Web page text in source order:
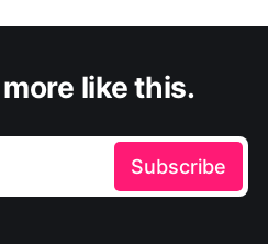
like this.
Subscribe